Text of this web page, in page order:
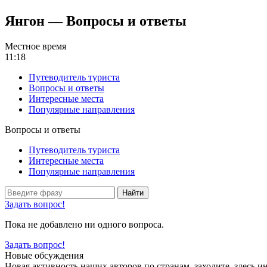
Янгон — Вопросы и ответы
Местное время
11:18
Путеводитель туриста
Вопросы и ответы
Интересные места
Популярные направления
Вопросы и ответы
Путеводитель туриста
Интересные места
Популярные направления
Найти
Задать вопрос!
Пока не добавлено ни одного вопроса.
Задать вопрос!
Новые обсуждения